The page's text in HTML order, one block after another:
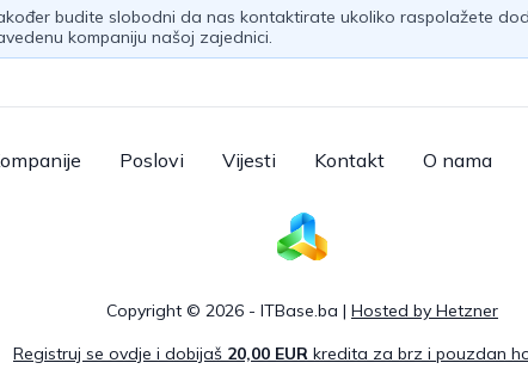
budite slobodni da nas kontaktirate ukoliko raspolažete
kompaniju našoj zajednici.
Poslovi Vijesti Kontakt O nama
Copyright © 2026 - ITBase.ba | Hosted by Hetzner
Registruj se ovdje i dobijaš 20,00 EUR kredita za brz i pouzdan